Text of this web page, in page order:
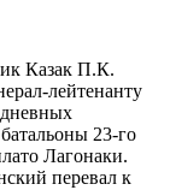
Казак П.К.
лейтенанту
23-го
Лагонаки.
перевал к